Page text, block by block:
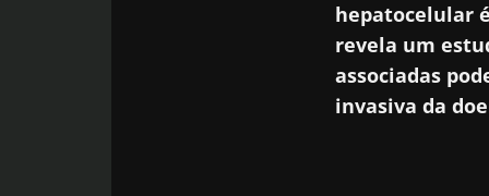
hepatocelular
revela um
associadas
invasiva da